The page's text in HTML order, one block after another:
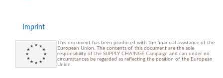
Imprint
This document has been produced with the financial assistance of the
European Union. The contents of this document are the sole
responsibility of the SUPPLY CHA!NGE Campaign and can under no
circumstances be regarded as reflecting the position of the European
Union.